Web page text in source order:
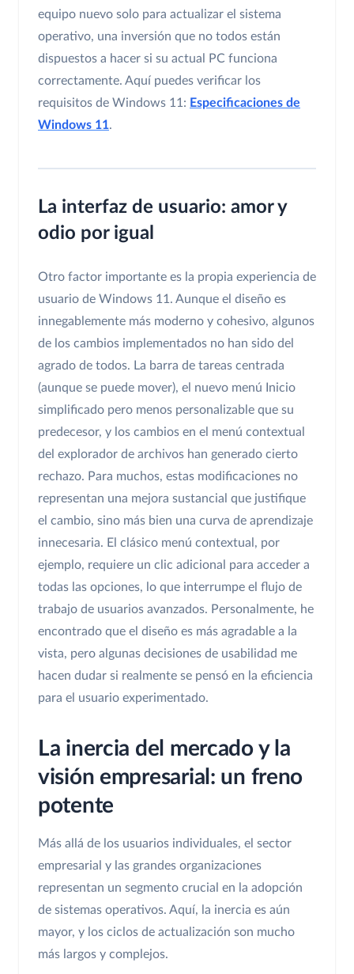
equipo nuevo solo para actualizar el sistema
operativo, una inversión que no todos están
dispuestos a hacer si su actual PC funciona
correctamente. Aquí puedes verificar los
requisitos de Windows 11: Especificaciones de
Windows 11.
La interfaz de usuario: amor y
odio por igual
Otro factor importante es la propia experiencia de
usuario de Windows 11. Aunque el diseño es
innegablemente más moderno y cohesivo, algunos
de los cambios implementados no han sido del
agrado de todos. La barra de tareas centrada
(aunque se puede mover), el nuevo menú Inicio
simplificado pero menos personalizable que su
predecesor, y los cambios en el menú contextual
del explorador de archivos han generado cierto
rechazo. Para muchos, estas modificaciones no
representan una mejora sustancial que justifique
el cambio, sino más bien una curva de aprendizaje
innecesaria. El clásico menú contextual, por
ejemplo, requiere un clic adicional para acceder a
todas las opciones, lo que interrumpe el flujo de
trabajo de usuarios avanzados. Personalmente, he
encontrado que el diseño es más agradable a la
vista, pero algunas decisiones de usabilidad me
hacen dudar si realmente se pensó en la eficiencia
para el usuario experimentado.
La inercia del mercado y la
visión empresarial: un freno
potente
Más allá de los usuarios individuales, el sector
empresarial y las grandes organizaciones
representan un segmento crucial en la adopción
de sistemas operativos. Aquí, la inercia es aún
mayor, y los ciclos de actualización son mucho
más largos y complejos.